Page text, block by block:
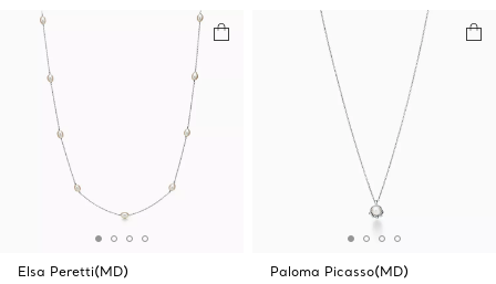
Elsa Peretti(MD)
Paloma Picasso(MD)